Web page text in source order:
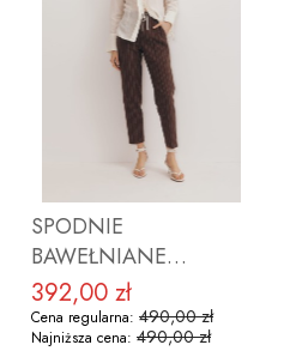
ZOBACZ PRODUKT
SPODNIE
BAWEŁNIANE
MICHELLE
CZEKOLADOWY
TENIS
Cena promocyjna
392,00 zł
Cena regularna: 490,00 zł
Najniższa cena: 490,00 zł